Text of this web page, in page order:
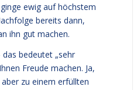
ewig auf höchstem
bereits dann,
ihn gut machen.
bedeutet „sehr
Freude machen. Ja,
zu einem erfüllten